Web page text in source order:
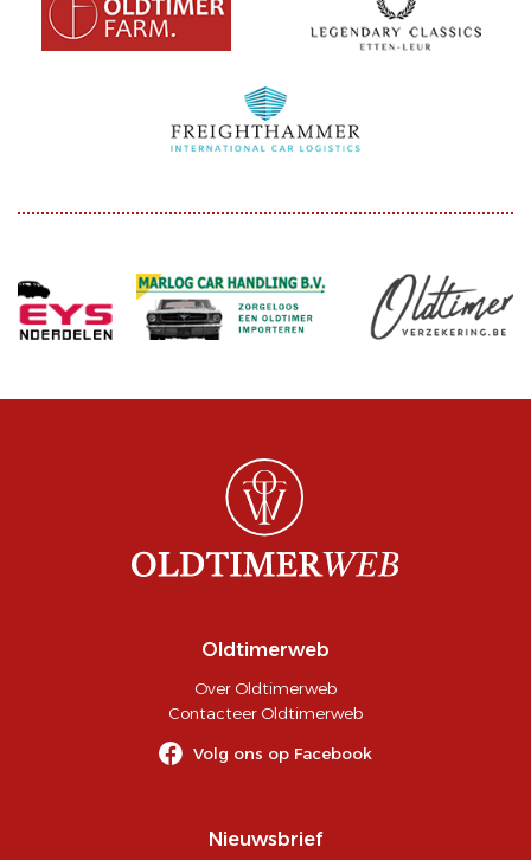
Oldtimerweb
Over Oldtimerweb
Contacteer Oldtimerweb
Volg ons op Facebook
Nieuwsbrief